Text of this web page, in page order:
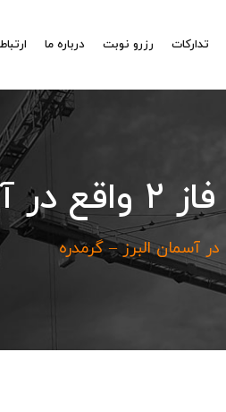
تدارکات رزرو نوبت درباره ما